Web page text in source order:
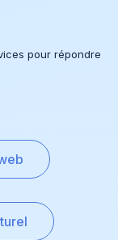
pour répondre